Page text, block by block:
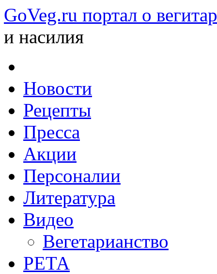
GoVeg.ru портал о
и насилия
Новости
Рецепты
Пресса
Акции
Персоналии
Литература
Видео
Вегетарианство
РЕТА